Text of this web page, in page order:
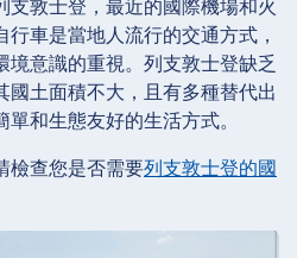
支敦士登，最近的國際機場和火
車是當地人流行的交通方式，
境意識的重視。列支敦士登缺乏
國土面積不大，且有多種替代出
和生態友好的生活方式。
檢查您是否需要列支敦士登的國